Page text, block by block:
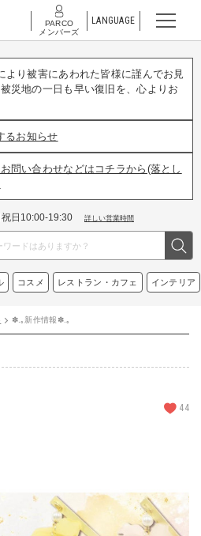
PARCO
メンバーズ
LANGUAGE
より被害にあわれた皆様に謹んでお見
災地の一日も早い復旧を、心よりお
るお知らせ
問い合わせなどはコチラから(落とし
日10:00-19:30 詳しい営業時間
コスメ レストラン・カフェ インテリア
✽.｡新作情報✽.｡
44